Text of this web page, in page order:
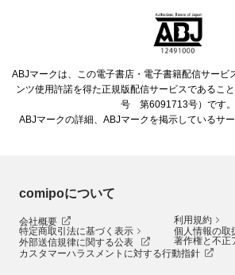
ABJマークは、この電子書店・電子書籍配信サービ
ンツ使用許諾を得た正規版配信サービスであるこ
号 第6091713号）です。
ABJマークの詳細、ABJマークを掲示しているサ
comipoについて
会社概要
利用規約
特定商取引法に基づく表示
個人情報の取
外部送信規律に関する公表
著作権と不正
カスタマーハラスメントに対する行動指針